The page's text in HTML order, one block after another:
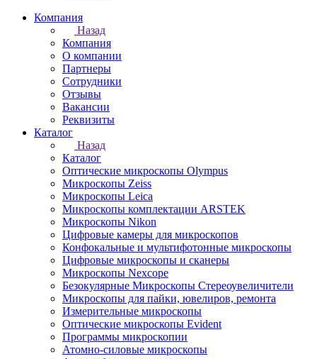
Компания
Назад
Компания
О компании
Партнеры
Сотрудники
Отзывы
Вакансии
Реквизиты
Каталог
Назад
Каталог
Оптические микроскопы Olympus
Микроскопы Zeiss
Микроскопы Leica
Микроскопы комплектации ARSTEK
Микроскопы Nikon
Цифровые камеры для микроскопов
Конфокальные и мультифотонные микроскопы
Цифровые микроскопы и сканеры
Микроскопы Nexcope
Безокулярные Микроскопы Стереоувеличители
Микроскопы для пайки, ювелиров, ремонта
Измерительные микроскопы
Оптические микроскопы Evident
Программы микроскопии
Атомно-силовые микроскопы